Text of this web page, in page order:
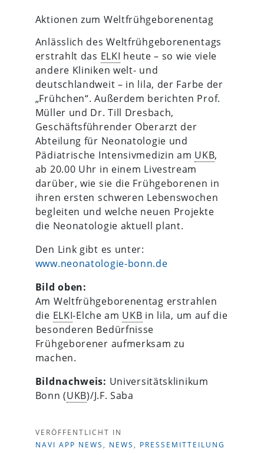
Aktionen zum Weltfrühgeborenentag
Anlässlich des Weltfrühgeborenentags
erstrahlt das ELKI heute – so wie viele
andere Kliniken welt- und
deutschlandweit – in lila, der Farbe der
„Frühchen“. Außerdem berichten Prof.
Müller und Dr. Till Dresbach,
Geschäftsführender Oberarzt der
Abteilung für Neonatologie und
Pädiatrische Intensivmedizin am UKB,
ab 20.00 Uhr in einem Livestream
darüber, wie sie die Frühgeborenen in
ihren ersten schweren Lebenswochen
begleiten und welche neuen Projekte
die Neonatologie aktuell plant.
Den Link gibt es unter:
www.neonatologie-bonn.de
Bild oben:
Am Weltfrühgeborenentag erstrahlen
die ELKI-Elche am UKB in lila, um auf die
besonderen Bedürfnisse
Frühgeborener aufmerksam zu
machen.
Bildnachweis: Universitätsklinikum
Bonn (UKB)/J.F. Saba
VERÖFFENTLICHT IN
NAVI APP NEWS , NEWS , PRESSEMITTEILUNG